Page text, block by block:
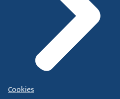
Cookies